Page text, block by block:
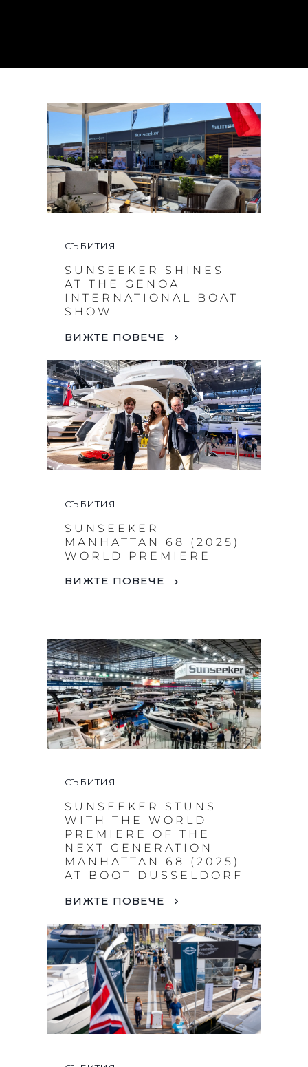
СЪБИТИЯ
SUNSEEKER SHINES
AT THE GENOA
INTERNATIONAL BOAT
SHOW
ВИЖТЕ ПОВЕЧЕ
СЪБИТИЯ
SUNSEEKER
MANHATTAN 68 (2025)
WORLD PREMIERE
ВИЖТЕ ПОВЕЧЕ
СЪБИТИЯ
SUNSEEKER STUNS
WITH THE WORLD
PREMIERE OF THE
NEXT GENERATION
MANHATTAN 68 (2025)
AT BOOT DUSSELDORF
ВИЖТЕ ПОВЕЧЕ